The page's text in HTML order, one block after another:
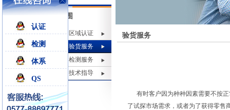
业务范围
区域认证
验货服务
检测服务
技术指导
验货服务
有时客户因为种种因素需要不按正
了试探市场需求，或者为了获得零售
认证
检测
体系
QS